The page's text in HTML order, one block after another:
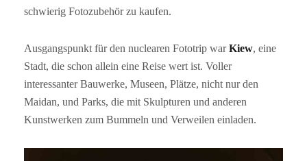
schwierig Fotozubehör zu kaufen.
Ausgangspunkt für den nuclearen Fototrip warKiew, eine
Stadt, die schon allein eine Reise wert ist. Voller
interessanter Bauwerke, Museen, Plätze, nicht nur den
Maidan, und Parks, die mit Skulpturen und anderen
Kunstwerken zum Bummeln und Verweilen einladen.